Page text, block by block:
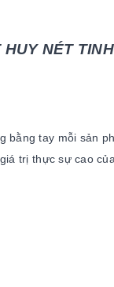
NÉT
bằng tay mỗi sản
trị thực sự cao